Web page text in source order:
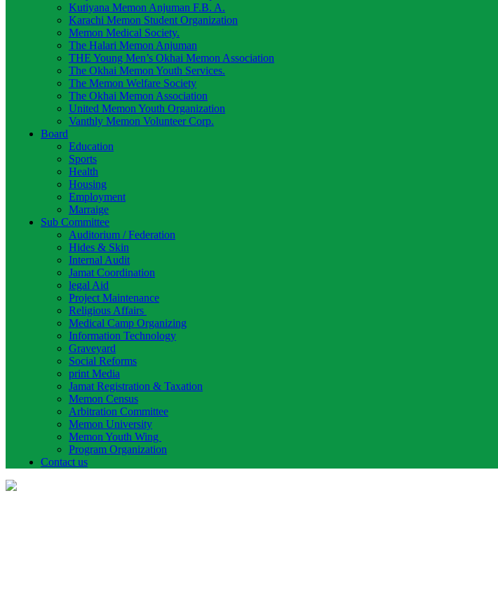
Kutiyana Memon Anjuman F.B. A.
Karachi Memon Student Organization
Memon Medical Society.
The Halari Memon Anjuman
THE Young Men’s Okhai Memon Association
The Okhai Memon Youth Services.
The Memon Welfare Society
The Okhai Memon Association
United Memon Youth Organization
Vanthly Memon Volunteer Corp.
Board
Education
Sports
Health
Housing
Employment
Marraige
Sub Committee
Auditorium / Federation
Hides & Skin
Internal Audit
Jamat Coordination
legal Aid
Project Maintenance
Religious Affairs
Medical Camp Organizing
Information Technology
Graveyard
Social Reforms
print Media
Jamat Registration & Taxation
Memon Census
Arbitration Committee
Memon University
Memon Youth Wing
Program Organization
Contact us